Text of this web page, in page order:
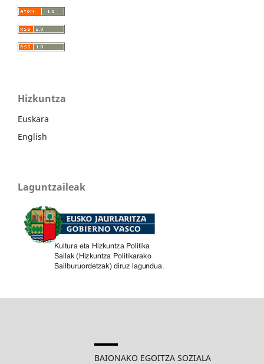
Hizkuntza
Euskara
English
Laguntzaileak
BAIONAKO EGOITZA SOZIALA